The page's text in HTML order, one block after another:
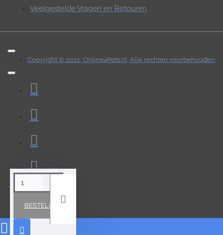
BESTELLEN
Veelgestelde Vragen en Retouren
Copyright © 2022, Online4Pets.nl, Alle rechten voorbehouden